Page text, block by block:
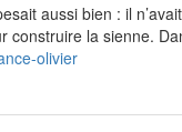
aussi bien : il
construire la sienne.
olivier